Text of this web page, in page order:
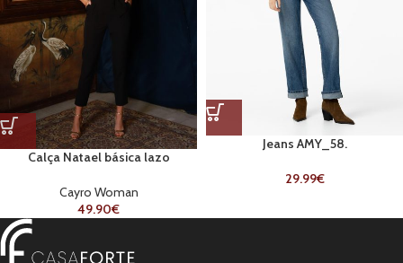
Calça Natael básica lazo
Cayro Woman
49.90€
Jeans AMY_58.
29.99€